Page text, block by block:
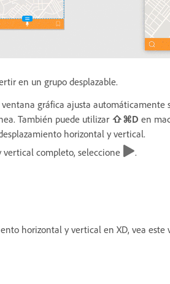
en un grupo desplazable.
ventana gráfica ajusta automáticamente
También puede utilizar ⇧⌘D en
horizontal y vertical.
vertical completo, seleccione
.
horizontal y vertical en XD, vea este